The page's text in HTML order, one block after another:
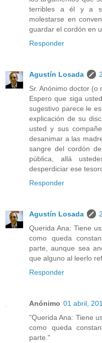
terribles a él y a
molestarse en
guardar el cordón en
Responder
Agustín Losada
Sr. Anónimo doctor (o
Espero que siga
sugestivo parece le
explicación de su
usted y sus
desanimar a las
sangre del cordón
pública, allá
desperdiciar ese
Responder
Agustín Losada
Querida Ana: Tiene
como queda
parte, aunque sea
que alguno al leerlo
Responder
Anónimo 01 abril,
"Querida Ana: Tiene
como queda
parte."